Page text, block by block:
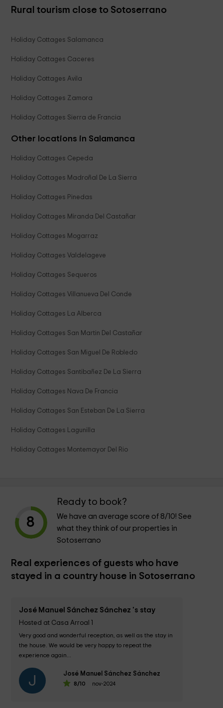
Rural tourism close to Sotoserrano
Holiday Cottages Salamanca
Holiday Cottages Caceres
Holiday Cottages Avila
Holiday Cottages Zamora
Holiday Cottages Sierra de Francia
Other locations in Salamanca
Holiday Cottages Cepeda
Holiday Cottages Madroñal De La Sierra
Holiday Cottages Pinedas
Holiday Cottages Miranda Del Castañar
Holiday Cottages Mogarraz
Holiday Cottages Valdelageve
Holiday Cottages Sequeros
Holiday Cottages Villanueva Del Conde
Holiday Cottages La Alberca
Holiday Cottages San Martin Del Castañar
Holiday Cottages San Miguel De Robledo
Holiday Cottages Santibañez De La Sierra
Holiday Cottages Nava De Francia
Holiday Cottages San Esteban De La Sierra
Holiday Cottages Lagunilla
Holiday Cottages Montemayor Del Rio
8
Ready to book?
We have an average score of 8/10! See
what they think of our properties in
Sotoserrano
Real experiences of guests who have
stayed in a country house in Sotoserrano
José Manuel Sánchez Sánchez 's stay
Hosted at Casa Arroal 1
Very good and wonderful reception, as well as the stay in
the house. We would be very happy to repeat the
experience again...
J José Manuel Sánchez Sánchez
8/10 nov-2024